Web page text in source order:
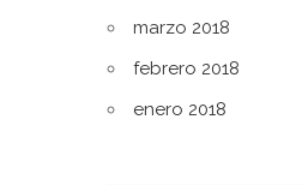
marzo 2018
febrero 2018
enero 2018